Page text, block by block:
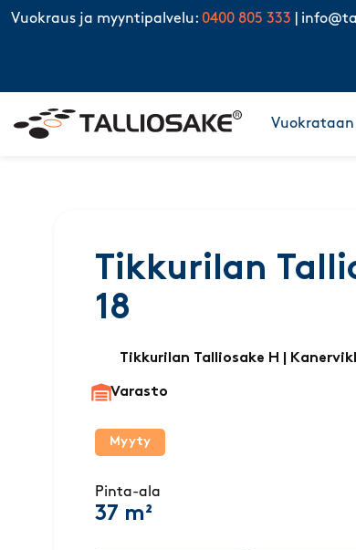
Skip to content
Vuokraus ja myyntipalvelu: 0400 805 333
Vuokrataan
Tikkurilan
18
Tikkurilan Talliosake H |
Varasto
Myyty
Pinta-ala
37 m²